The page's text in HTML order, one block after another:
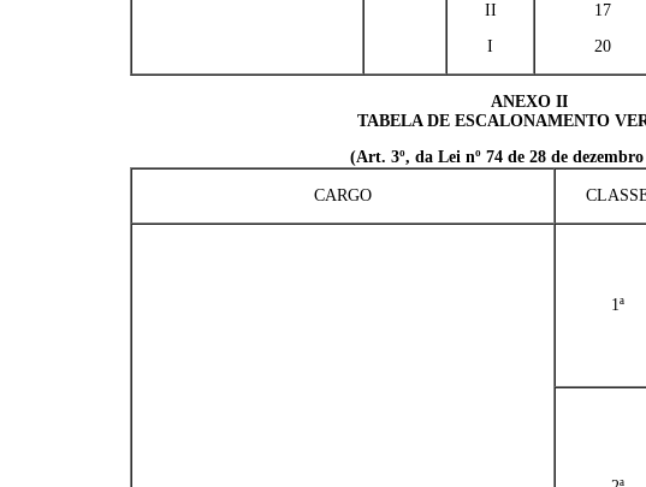
II
I
17
20
ANEXO II
TABELA DE ESCALONAMENTO
(Art. 3º, da Lei nº 74 de 28 de dezembro
CARGO
1ª